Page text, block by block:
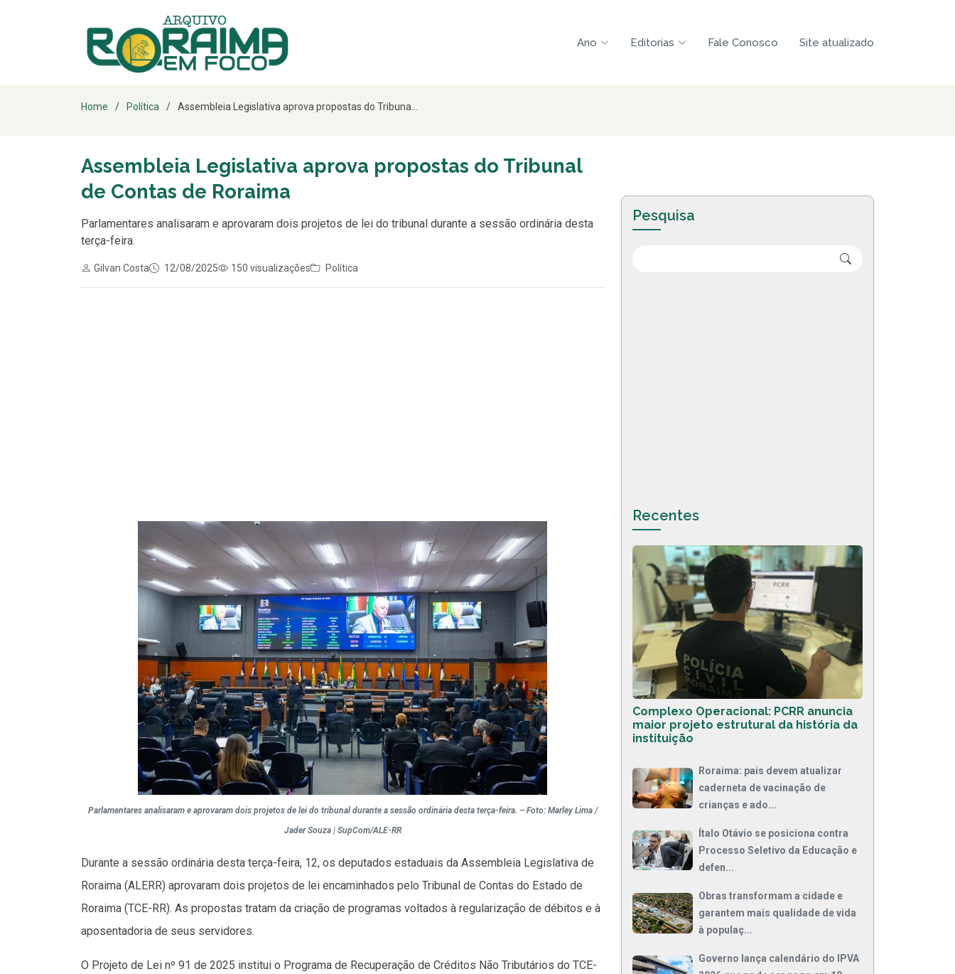
Ano Editorias Fale Conosco Site atualizado
Home Política Assembleia Legislativa aprova propostas do Tribuna...
Assembleia Legislativa aprova propostas do Tribunal
de Contas de Roraima
Parlamentares analisaram e aprovaram dois projetos de lei do tribunal durante a sessão ordinária desta
terça-feira.
Gilvan Costa 12/08/2025 150 visualizações Política
Parlamentares analisaram e aprovaram dois projetos de lei do tribunal durante a sessão ordinária desta terça-feira. – Foto: Marley Lima /
Jader Souza | SupCom/ALE-RR
Durante a sessão ordinária desta terça-feira, 12, os deputados estaduais da Assembleia Legislativa de
Roraima (ALERR) aprovaram dois projetos de lei encaminhados pelo Tribunal de Contas do Estado de
Roraima (TCE-RR). As propostas tratam da criação de programas voltados à regularização de débitos e à
aposentadoria de seus servidores.
O Projeto de Lei nº 91 de 2025 institui o Programa de Recuperação de Créditos Não Tributários do TCE-
Pesquisa
Recentes
Complexo Operacional: PCRR anuncia
maior projeto estrutural da história da
instituição
Roraima: pais devem atualizar
caderneta de vacinação de
crianças e ado...
Ítalo Otávio se posiciona contra
Processo Seletivo da Educação e
defen...
Obras transformam a cidade e
garantem mais qualidade de vida
à populaç...
Governo lança calendário do IPVA